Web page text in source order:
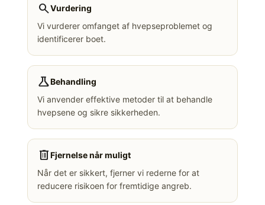
searchVurdering
Vi vurderer omfanget af hvepseproblemet og
identificerer boet.
scienceBehandling
Vi anvender effektive metoder til at behandle
hvepsene og sikre sikkerheden.
deleteFjernelse når muligt
Når det er sikkert, fjerner vi rederne for at
reducere risikoen for fremtidige angreb.